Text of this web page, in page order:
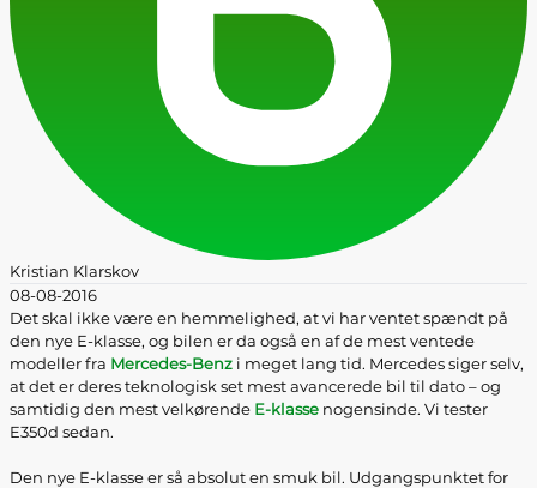
Kristian Klarskov
08-08-2016
Det skal ikke være en hemmelighed, at vi har ventet spændt på
den nye E-klasse, og bilen er da også en af de mest ventede
modeller fra Mercedes-Benz i meget lang tid. Mercedes siger selv,
at det er deres teknologisk set mest avancerede bil til dato – og
samtidig den mest velkørende E-klasse nogensinde. Vi tester
E350d sedan.
Den nye E-klasse er så absolut en smuk bil. Udgangspunktet for